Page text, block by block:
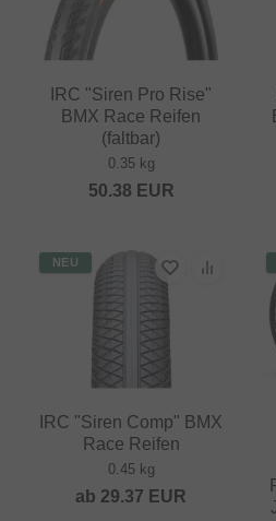
IRC "Siren Pro Rise"
BMX Race Reifen
(faltbar)
0.35 kg
50.38 EUR
NEU
IRC "Siren Comp" BMX
Race Reifen
0.45 kg
ab 29.37 EUR